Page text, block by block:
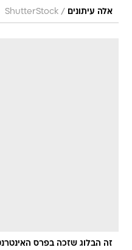
אלה עיתונים /
ShutterStock
זה הבלוג שזכה בפרס